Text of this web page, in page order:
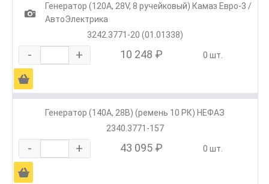
1
Генератор (120А, 28V, 8 ручейковый) Камаз Евро-3 /
АвтоЭлектрика
3242.3771-20 (01.01338)
- + 10 248 ₽ 0 шт.
Ä
Генератор (140А, 28В) (ремень 10 РК) НЕФАЗ
2340.3771-157
- + 43 095 ₽ 0 шт.
Ä